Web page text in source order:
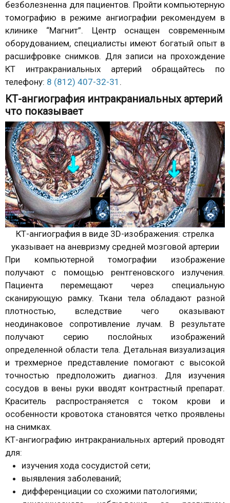
безболезненна для пациентов. Пройти компьютерную
томографию в режиме ангиографии рекомендуем в
клинике “Магнит”. Центр оснащен современным
оборудованием, специалисты имеют богатый опыт в
расшифровке снимков. Для записи на прохождение
КТ интракраниальных артерий обращайтесь по
телефону: 8 (812) 407-32-31 .
КТ-ангиография интракраниальных артерий
что показывает
КТ-ангиография в виде 3D-изображения: стрелка
указывает на аневризму средней мозговой артерии
При компьютерной томографии изображение
получают с помощью рентгеновского излучения.
Пациента перемещают через специальную
сканирующую рамку. Ткани тела обладают разной
плотностью, вследствие чего оказывают
неодинаковое сопротивление лучам. В результате
получают серию послойных изображений
определенной области тела. Детальная визуализация
и трехмерное представление помогают с высокой
точностью предположить диагноз. Для изучения
сосудов в вены руки вводят контрастный препарат.
Краситель распространяется с током крови и
особенности кровотока становятся четко проявлены
на снимках.
КТ-ангиографию интракраниальных артерий проводят
для:
изучения хода сосудистой сети;
выявления заболеваний;
дифференциации со схожими патологиями;